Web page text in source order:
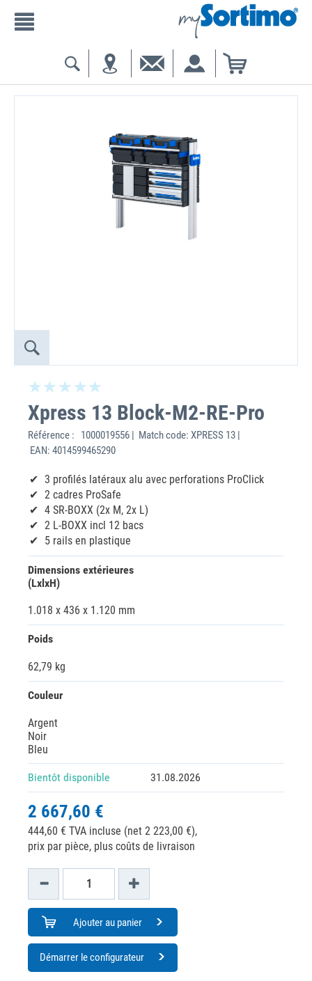
Xpress 13 Block-M2-RE-Pro
Référence :
1000019556 | Match code: XPRESS 13 |
EAN: 4014599465290
3 profilés latéraux alu avec perforations ProClick
2 cadres ProSafe
4 SR-BOXX (2x M, 2x L)
2 L-BOXX incl 12 bacs
5 rails en plastique
Dimensions extérieures
(LxlxH)
1.018 x 436 x 1.120 mm
Poids
62,79 kg
Couleur
Argent
Noir
Bleu
Bientôt disponible 31.08.2026
2 667,60 €
444,60 € TVA incluse (net 2 223,00 €),
prix par pièce, plus coûts de livraison
Ajouter au panier
Démarrer le configurateur